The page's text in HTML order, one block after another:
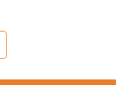
nhanh, mượt mà
tần 5GHzvà800